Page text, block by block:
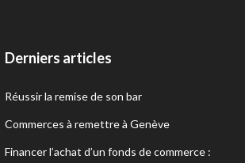
Derniers articles
Réussir la remise de son bar
Commerces à remettre à Genève
Financer l’achat d’un fonds de commerce :